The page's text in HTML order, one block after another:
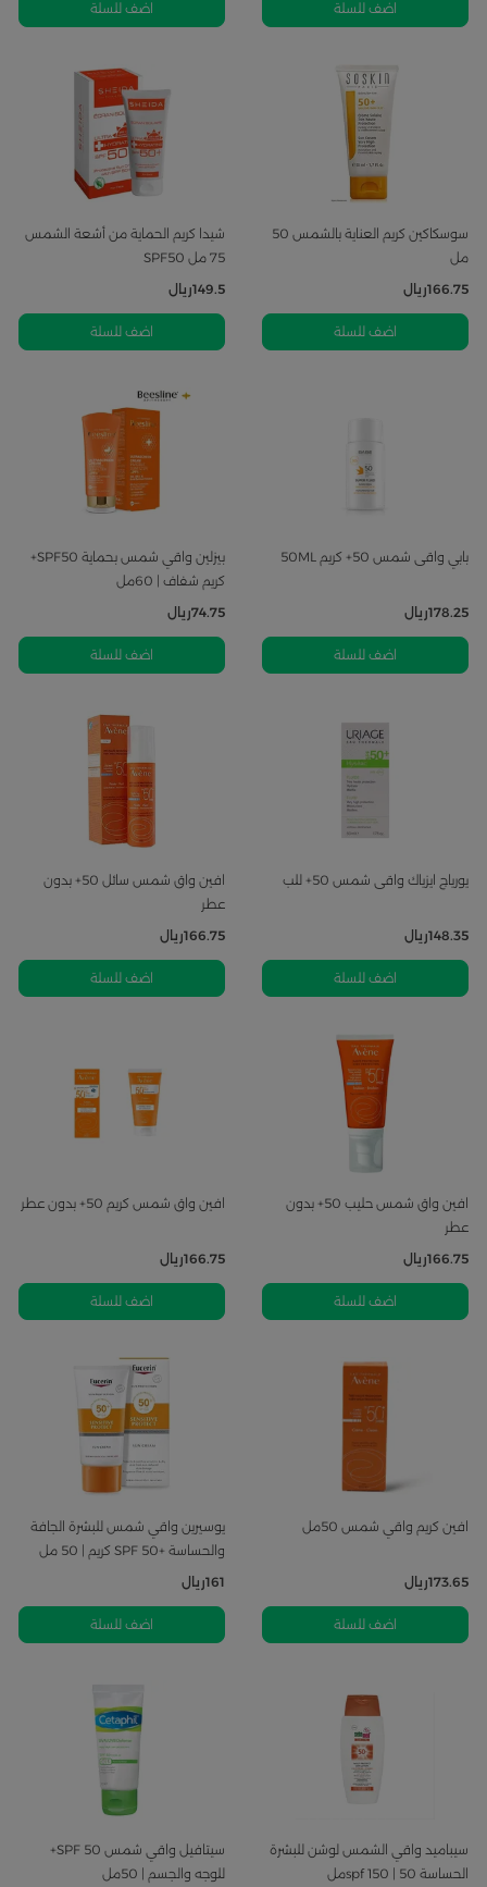
اضف للسلة اضف للسلة
سوسكاكين كريم العناية بالشمس 50
مل
166.75ريال
اضف للسلة
شيدا كريم الحماية من أشعة الشمس
75 مل SPF50
149.5ريال
اضف للسلة
بابي واقى شمس 50+ كريم 50ML
178.25ريال
اضف للسلة
بيزلين واقي شمس بحماية SPF50+
كريم شفاف | 60مل
74.75ريال
اضف للسلة
يورياج ايزياك واقى شمس 50+ للب
148.35ريال
اضف للسلة
افين واق شمس سائل 50+ بدون
عطر
166.75ريال
اضف للسلة
افين واق شمس حليب 50+ بدون
عطر
166.75ريال
اضف للسلة
افين واق شمس كريم 50+ بدون عطر
166.75ريال
اضف للسلة
افين كريم واقي شمس 50مل
173.65ريال
اضف للسلة
يوسيرين واقي شمس للبشرة الجافة
والحساسة +50 SPF كريم | 50 مل
161ريال
اضف للسلة
سيباميد واقي الشمس لوشن للبشرة
الحساسة spf 150 | 50مل
سيتافيل واقي شمس SPF 50+
للوجه والجسم | 50مل